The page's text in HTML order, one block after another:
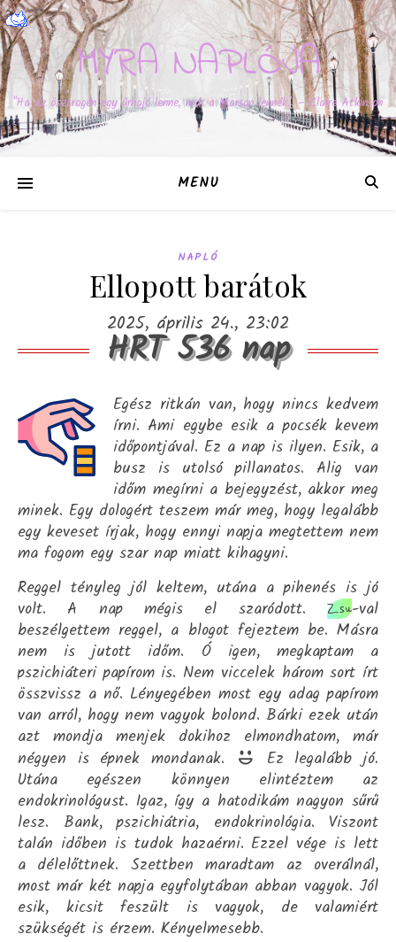
MYRA NAPLÓJA
"Ha az ösztrogén egy űrhajó lenne, már a Marson lennék." – Claire Atkinson
MENU
NAPLÓ
Ellopott barátok
2025, április 24., 23:02
HRT 536 nap
Egész ritkán van, hogy nincs kedvem
írni. Ami egybe esik a pocsék kevem
időpontjával. Ez a nap is ilyen. Esik, a
busz is utolsó pillanatos. Alig van
időm megírni a bejegyzést, akkor meg
minek. Egy dologért teszem már meg, hogy legalább
egy keveset írjak, hogy ennyi napja megtettem nem
ma fogom egy szar nap miatt kihagyni.
Reggel tényleg jól keltem, utána a pihenés is jó
volt. A nap mégis el szaródott.
Zsu-val
beszélgettem reggel, a blogot fejeztem be. Másra
nem is jutott időm. Ó igen, megkaptam a
pszichiáteri papírom is. Nem viccelek három sort írt
összvissz a nő. Lényegében most egy adag papírom
van arról, hogy nem vagyok bolond. Bárki ezek után
azt mondja menjek dokihoz elmondhatom, már
négyen is épnek mondanak.
Ez legalább jó.
Utána egészen könnyen elintéztem az
endokrinológust. Igaz, így a hatodikám nagyon sűrű
lesz. Bank, pszichiátria, endokrinológia. Viszont
talán időben is tudok hazaérni. Ezzel vége is lett
a délelőttnek. Szettben maradtam az overálnál,
most már két napja egyfolytában abban vagyok. Jól
esik, kicsit feszült is vagyok, de valamiért
szükségét is érzem. Kényelmesebb.